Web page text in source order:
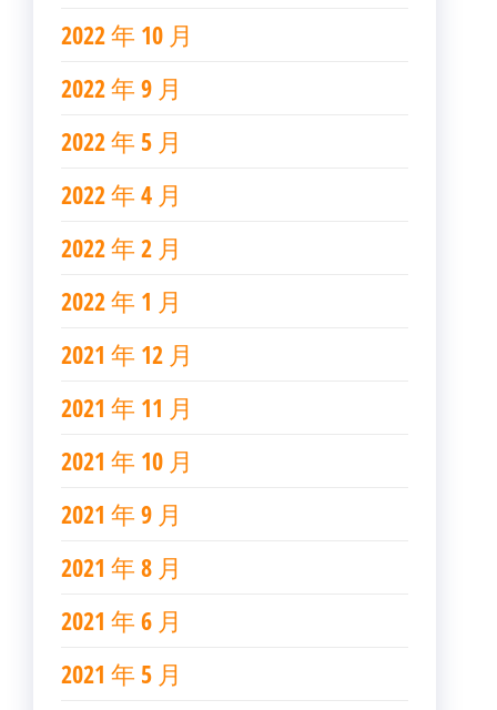
2022 年 10 月
2022 年 9 月
2022 年 5 月
2022 年 4 月
2022 年 2 月
2022 年 1 月
2021 年 12 月
2021 年 11 月
2021 年 10 月
2021 年 9 月
2021 年 8 月
2021 年 6 月
2021 年 5 月